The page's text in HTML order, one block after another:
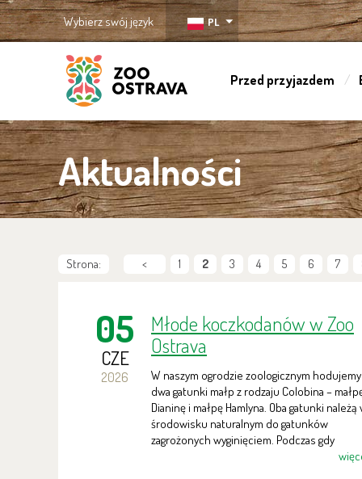
Wybierz swój język PL
ZOO Ostrava
Przed przyjazdem
Aktualności
Strona: < 1 2 3 4 5 6 7
05
CZE
2026
Młode koczkodanów w Zoo
Ostrava
W naszym ogrodzie zoologicznym hodujemy
dwa gatunki małp z rodzaju Colobina –
Dianinę i małpę Hamlyna. Oba gatunki należą
środowisku naturalnym do gatunków
zagrożonych wyginięciem. Podczas gdy
koczkodan Dianina jest hodowany w naszym